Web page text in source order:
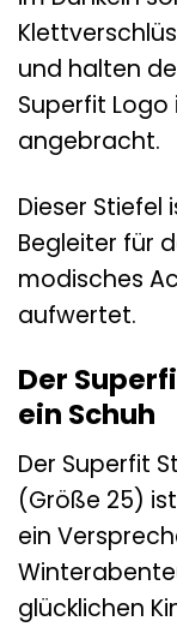
und halten
Superfit
angebracht.
Dieser
Begleiter für
modisches
aufwertet.
Der
ein Schuh
Der Superfit
(Größe 25)
ein
glücklichen